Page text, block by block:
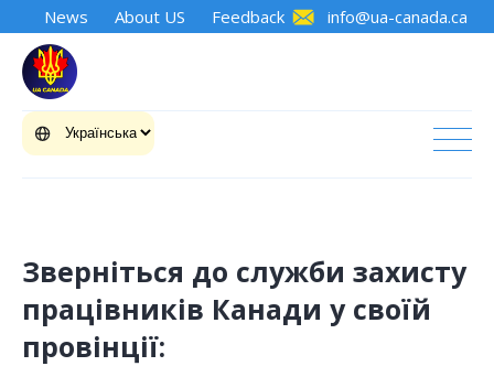
News About US Feedback info@ua-canada.ca
Зверніться до служби захисту
працівників Канади у своїй
провінції: